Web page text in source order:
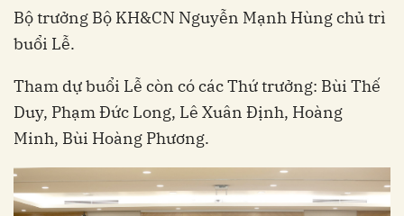
Bộ trưởng Bộ KH&CN Nguyễn Mạnh Hùng chủ trì
buổi Lễ.
Tham dự buổi Lễ còn có các Thứ trưởng: Bùi Thế
Duy, Phạm Đức Long, Lê Xuân Định, Hoàng
Minh, Bùi Hoàng Phương.